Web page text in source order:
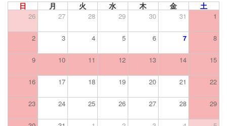
日 月 火 水 木 金 土
26 27 28 29 30 31 1
2 3 4 5 6 7 8
9 10 11 12 13 14 15
16 17 18 19 20 21 22
23 24 25 26 27 28 29